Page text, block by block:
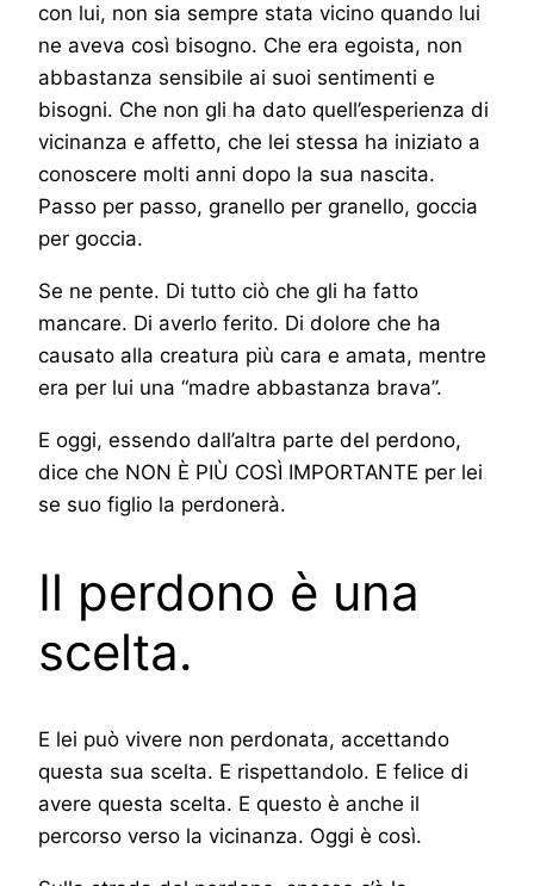
con lui, non sia sempre stata vicino quando lui
ne aveva così bisogno. Che era egoista, non
abbastanza sensibile ai suoi sentimenti e
bisogni. Che non gli ha dato quell’esperienza di
vicinanza e affetto, che lei stessa ha iniziato a
conoscere molti anni dopo la sua nascita.
Passo per passo, granello per granello, goccia
per goccia.
Se ne pente. Di tutto ciò che gli ha fatto
mancare. Di averlo ferito. Di dolore che ha
causato alla creatura più cara e amata, mentre
era per lui una “madre abbastanza brava”.
E oggi, essendo dall’altra parte del perdono,
dice che NON È PIÙ COSÌ IMPORTANTE per lei
se suo figlio la perdonerà.
Il perdono è una
scelta.
E lei può vivere non perdonata, accettando
questa sua scelta. E rispettandolo. E felice di
avere questa scelta. E questo è anche il
percorso verso la vicinanza. Oggi è così.